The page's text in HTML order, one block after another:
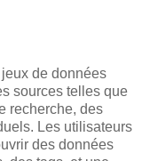
de données
sources telles que
recherche, des
Les utilisateurs
des données